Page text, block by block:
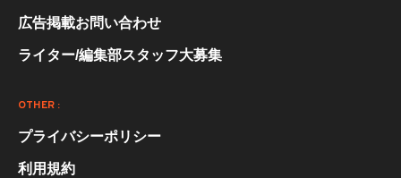
広告掲載お問い合わせ
ライター/編集部スタッフ大募集
OTHER :
プライバシーポリシー
利用規約